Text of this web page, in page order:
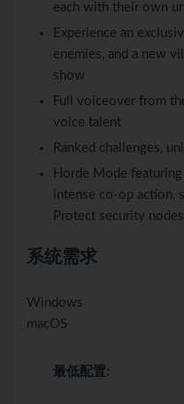
each with their own
Experience an
enemies, and a new
show
Full voiceover from
voice talent
Ranked challenges,
Horde Mode
intense co-op action,
Protect security
系统需求
Windows
macOS
最低配置: